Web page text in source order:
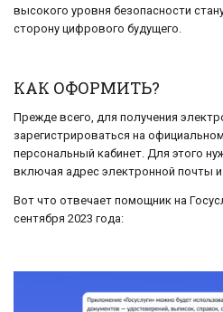
высокого уровня безопасности
сторону цифрового будущего.
КАК ОФОРМИТЬ?
Прежде всего, для получения
зарегистрироваться на
персональный кабинет. Для этого
включая адрес электронной почты
Вот что отвечает помощник на
сентября 2023 года: